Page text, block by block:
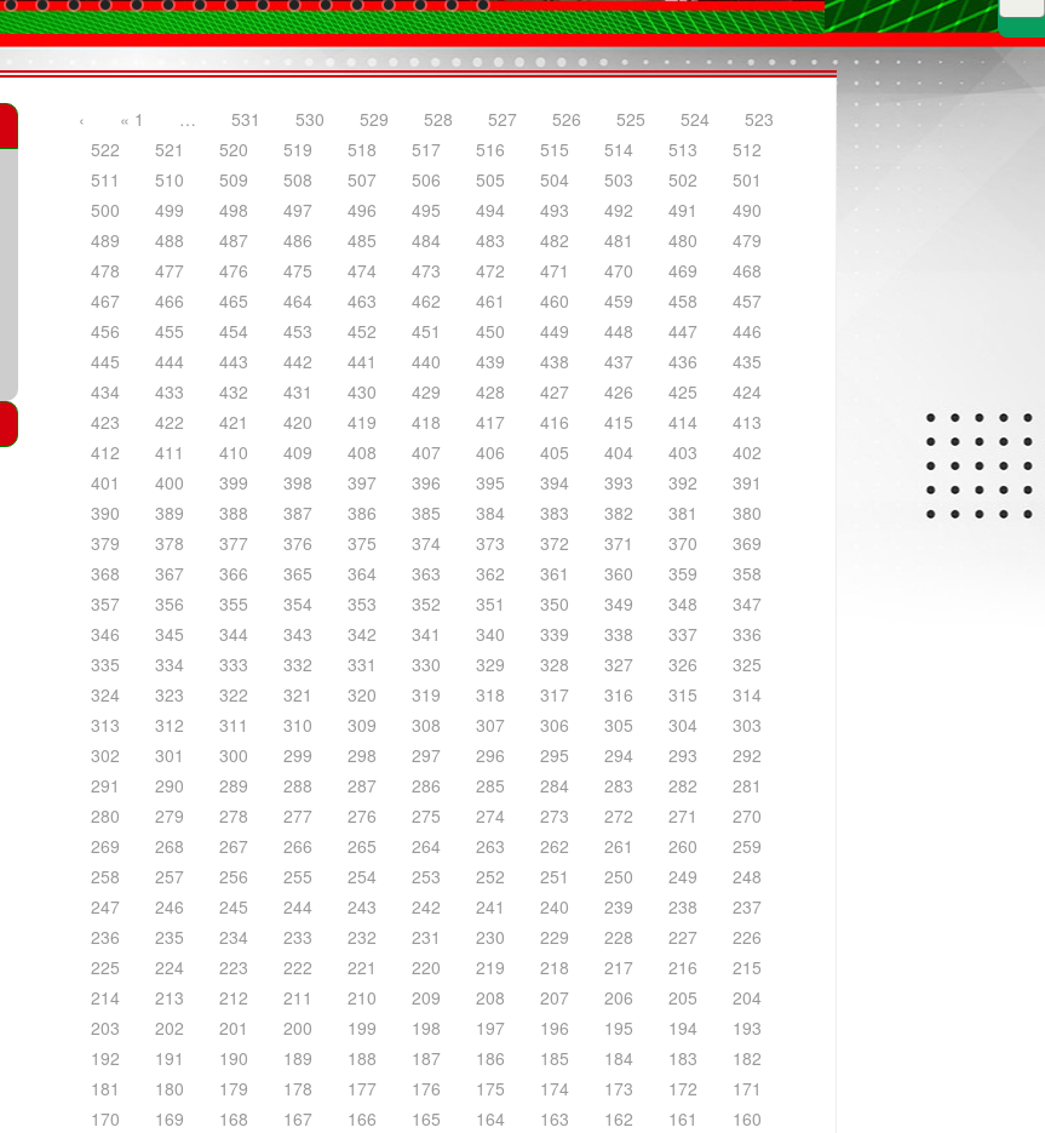
‹ « 1 … 531 530 529 528 527 526 525 524
523
522
521 520 519 518 517 516 515 514 513
512
511
510 509 508 507 506 505 504 503 502
501
500
499 498 497 496 495 494 493 492 491
490
489
488 487 486 485 484 483 482 481 480
479
478
477 476 475 474 473 472 471 470 469
468
467
466 465 464 463 462 461 460 459 458
457
456
455 454 453 452 451 450 449 448 447
446
445
444 443 442 441 440 439 438 437 436
435
434
433 432 431 430 429 428 427 426 425
424
423
422 421 420 419 418 417 416 415 414
413
412
411 410 409 408 407 406 405 404 403
402
401
400 399 398 397 396 395 394 393 392
391
390
389 388 387 386 385 384 383 382 381
380
379
378 377 376 375 374 373 372 371 370
369
368
367 366 365 364 363 362 361 360 359
358
357
356 355 354 353 352 351 350 349 348
347
346
345 344 343 342 341 340 339 338 337
336
335
334 333 332 331 330 329 328 327 326
325
324
323 322 321 320 319 318 317 316 315
314
313
312 311 310 309 308 307 306 305 304
303
302
301 300 299 298 297 296 295 294 293
292
291
290 289 288 287 286 285 284 283 282
281
280
279 278 277 276 275 274 273 272 271
270
269
268 267 266 265 264 263 262 261 260
259
258
257 256 255 254 253 252 251 250 249
248
247
246 245 244 243 242 241 240 239 238
237
236
235 234 233 232 231 230 229 228 227
226
225
224 223 222 221 220 219 218 217 216
215
214
213 212 211 210 209 208 207 206 205
204
203
202 201 200 199 198 197 196 195 194
193
192
191 190 189 188 187 186 185 184 183
182
181
180 179 178 177 176 175 174 173 172
171
170
169 168 167 166 165 164 163 162 161 160